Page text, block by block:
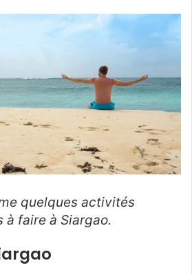
quelques activités
faire à Siargao.